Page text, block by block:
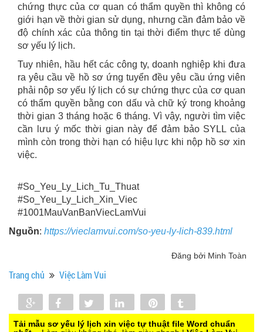
chứng thực của cơ quan có thẩm quyền thì không có
giới hạn về thời gian sử dụng, nhưng cần đảm bảo về
độ chính xác của thông tin tại thời điểm thực tế dùng
sơ yếu lý lịch.
Tuy nhiên, hầu hết các công ty, doanh nghiệp khi đưa
ra yêu cầu về hồ sơ ứng tuyển đều yêu cầu ứng viên
phải nộp sơ yếu lý lịch có sự chứng thực của cơ quan
có thẩm quyền bằng con dấu và chữ ký trong khoảng
thời gian 3 tháng hoặc 6 tháng. Vì vậy, người tìm việc
cần lưu ý mốc thời gian này để đảm bảo SYLL của
mình còn trong thời hạn có hiệu lực khi nộp hồ sơ xin
việc.
#So_Yeu_Ly_Lich_Tu_Thuat
#So_Yeu_Ly_Lich_Xin_Viec
#1001MauVanBanViecLamVui
Nguồn: https://vieclamvui.com/so-yeu-ly-lich-839.html
Đăng bởi Minh Toàn
Trang chủ Việc Làm Vui
Share Share Tweet Share
0
Tải mẫu sơ yếu lý lịch xin việc tự thuật file Word chuẩn